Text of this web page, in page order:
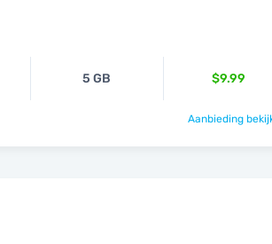
5 GB $9.99
Aanbieding